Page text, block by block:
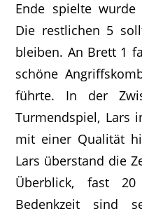
Ende spielte
Die restlichen 5
bleiben. An Brett 1
schöne
führte. In der
Turmendspiel, Lars
mit einer Qualität
Lars überstand die
Überblick, fast
Bedenkzeit sind